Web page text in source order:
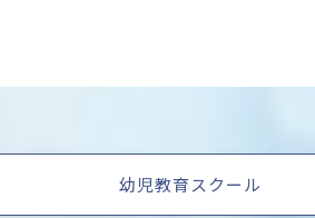
幼児教育スクール